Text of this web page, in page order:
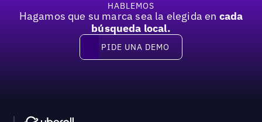
HABLEMOS
Hagamos que su marca sea la elegida en cada
búsqueda local.
Pide una demo
PIDE UNA DEMO